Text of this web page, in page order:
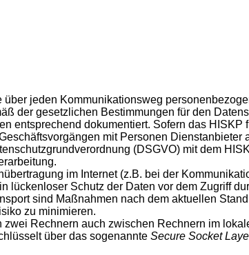
jeden Kommunikationsweg
der gesetzlichen Bestimmungen für den
entsprechend dokumentiert. Sofern das HISKP
mit Personen Dienstanbieter
(DSGVO) mit dem
im Internet (z.B. bei der
lückenloser Schutz der Daten vor dem Zugriff
sind Maßnahmen nach dem aktuellen
zu minimieren.
Rechnern auch zwischen Rechnern im
über das sogenannte Secure Socket